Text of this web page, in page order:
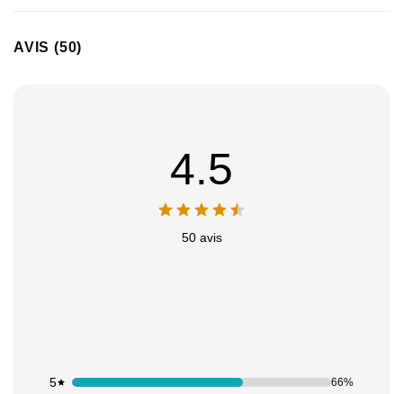
AVIS (50)
4.5
50 avis
5 66%